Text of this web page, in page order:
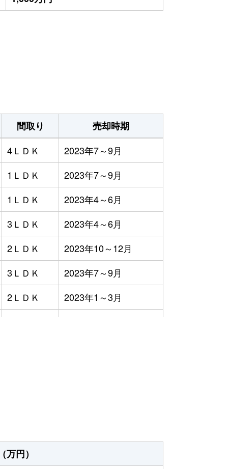
間取り
売却時期
4ＬＤＫ
2023年7～9月
1ＬＤＫ
2023年7～9月
1ＬＤＫ
2023年4～6月
3ＬＤＫ
2023年4～6月
2ＬＤＫ
2023年10～12月
3ＬＤＫ
2023年7～9月
2ＬＤＫ
2023年1～3月
2ＬＤＫ
2023年7～9月
万円）